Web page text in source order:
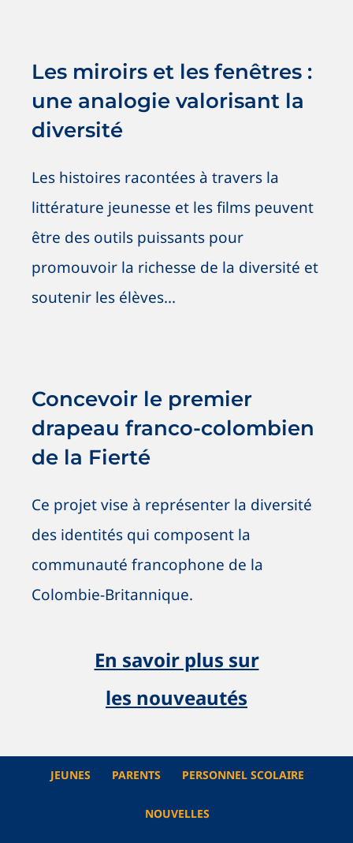
SOGI / OSIG
Les miroirs et les fenêtres :
une analogie valorisant la
diversité
Les histoires racontées à travers la
littérature jeunesse et les films peuvent
être des outils puissants pour
promouvoir la richesse de la diversité et
soutenir les élèves...
Concevoir le premier
drapeau franco-colombien
de la Fierté
Ce projet vise à représenter la diversité
des identités qui composent la
communauté francophone de la
Colombie-Britannique.
En savoir plus sur
les nouveautés
JEUNES PARENTS PERSONNEL SCOLAIRE
NOUVELLES